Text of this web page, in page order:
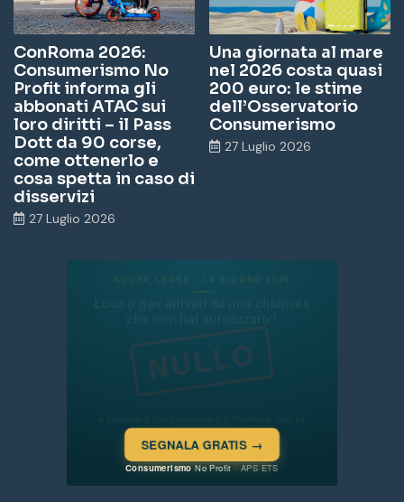
ConRoma 2026:
Consumerismo No
Profit informa gli
abbonati ATAC sui
loro diritti – il Pass
Dott da 90 corse,
come ottenerlo e
cosa spetta in caso di
disservizi
27 Luglio 2026
Una giornata al mare
nel 2026 costa quasi
200 euro: le stime
dell’Osservatorio
Consumerismo
27 Luglio 2026